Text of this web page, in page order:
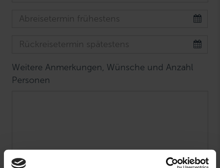
Weitere Anmerkungen, Wünsche und Anzahl
Personen